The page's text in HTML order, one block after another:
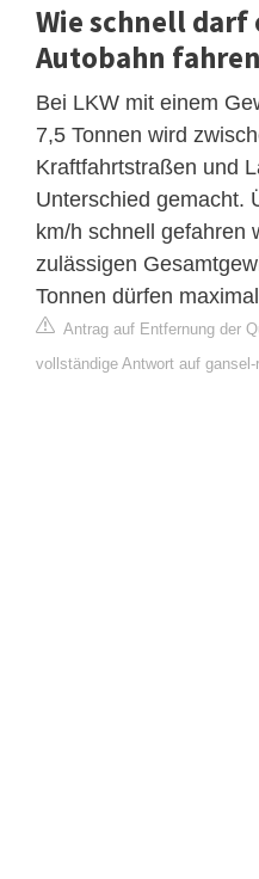
Wie schnell darf
Autobahn
Bei LKW mit einem
7,5 Tonnen wird
Kraftfahrtstraßen und
Unterschied gemacht.
km/h schnell gefahren
zulässigen
Tonnen dürfen
Antrag auf Entfernung der
vollständige Antwort auf